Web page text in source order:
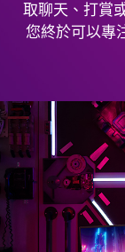
取聊天、打賞
您終於可以專